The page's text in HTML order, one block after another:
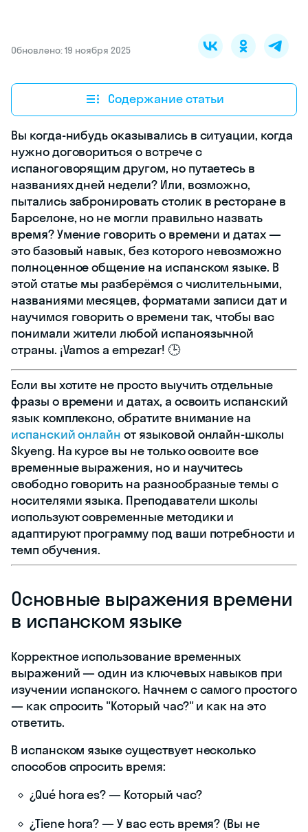
Обновлено: 19 ноября 2025
Содержание статьи
Вы когда-нибудь оказывались в ситуации, когда
нужно договориться о встрече с
испаноговорящим другом, но путаетесь в
названиях дней недели? Или, возможно,
пытались забронировать столик в ресторане в
Барселоне, но не могли правильно назвать
время? Умение говорить о времени и датах —
это базовый навык, без которого невозможно
полноценное общение на испанском языке. В
этой статье мы разберёмся с числительными,
названиями месяцев, форматами записи дат и
научимся говорить о времени так, чтобы вас
понимали жители любой испаноязычной
страны. ¡Vamos a empezar! 🕒
Если вы хотите не просто выучить отдельные
фразы о времени и датах, а освоить испанский
язык комплексно, обратите внимание на
испанский онлайн от языковой онлайн-школы
Skyeng. На курсе вы не только освоите все
временные выражения, но и научитесь
свободно говорить на разнообразные темы с
носителями языка. Преподаватели школы
используют современные методики и
адаптируют программу под ваши потребности и
темп обучения.
Основные выражения времени
в испанском языке
Корректное использование временных
выражений — один из ключевых навыков при
изучении испанского. Начнем с самого простого
— как спросить "Который час?" и как на это
ответить.
В испанском языке существует несколько
способов спросить время:
¿Qué hora es? — Который час?
¿Tiene hora? — У вас есть время? (Вы не